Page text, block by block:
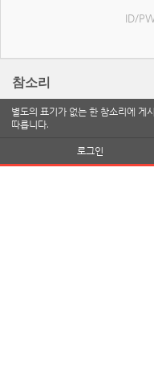
ID/
참소리
별도의 표기가 없는 한 참소리에 게
따릅니다.
로그인